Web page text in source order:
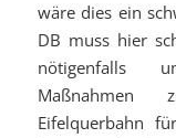
wäre dies ein
DB muss hier
nötigenfalls
Maßnahmen
Eifelquerbahn